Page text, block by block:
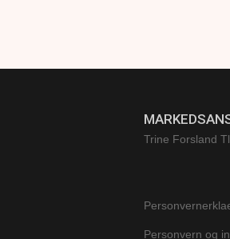
Trine Forsland
Personvern og